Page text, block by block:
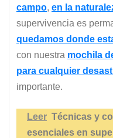
campo, en la
supervivencia es
quedamos donde
con nuestra mochila
para cualquier
importante.
Leer Técnicas y
esenciales en